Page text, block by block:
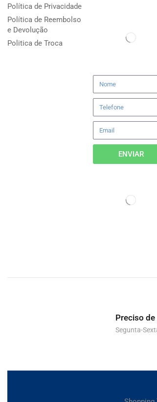
Política de Privacidade
Política de Reembolso
e Devolução
Politica de Troca
ENVIAR
Preciso de
Segunta-